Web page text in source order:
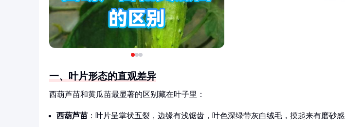
一、叶片形态的直观差异
西葫芦苗和黄瓜苗最显著的区别藏在叶子里：
西葫芦苗 ：叶片呈掌状五裂，边缘有浅锯齿，叶色深绿带灰白绒毛，摸起来有磨砂感